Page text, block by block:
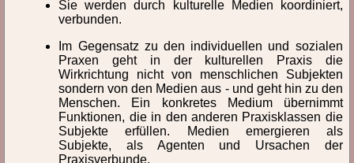
Praxis, Phasen
Praxis, selbstreflexive
Praxis, soziale
Praxis, synergetische
Praxisgestaltung
Praxissysteme
Praxisverbund
Sie werden durch kulturelle Medien koordiniert,
verbunden.
Im Gegensatz zu den individuellen und sozialen
Praxen geht in der kulturellen Praxis die
Wirkrichtung nicht von menschlichen Subjekten
sondern von den Medien aus - und geht hin zu den
Menschen. Ein konkretes Medium übernimmt
Funktionen, die in den anderen Praxisklassen die
Subjekte erfüllen. Medien emergieren als
Subjekte, als Agenten und Ursachen der
Praxisverbunde.